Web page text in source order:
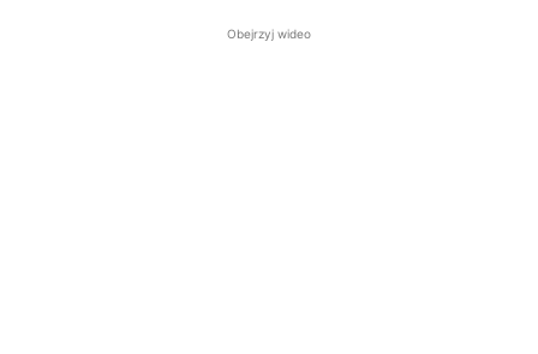
Obejrzyj wideo